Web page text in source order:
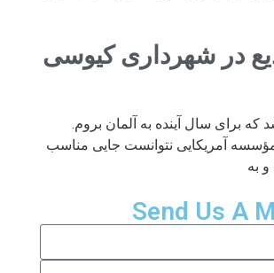
در شهرداری کیوسی
شد که برای سال آینده به آلمان بروم.
مؤسسه آمریکایی نتوانست جایی مناسب
و به
Send Us A